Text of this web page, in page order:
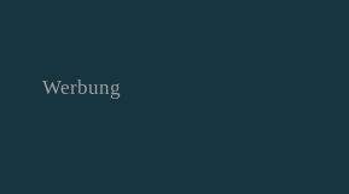
Werbung